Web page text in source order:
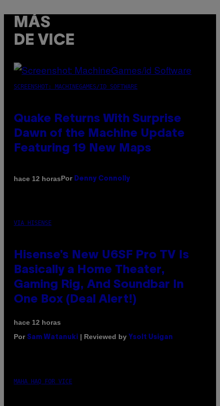
MÁS
DE VICE
SCREENSHOT: MACHINEGAMES/ID SOFTWARE
Quake Returns With Surprise
Dawn of the Machine Update
Featuring 19 New Maps
hace 12 horasPor Denny Connolly
VIA HISENSE
Hisense’s New U6SF Pro TV Is
Basically a Home Theater,
Gaming Rig, And Soundbar In
One Box (Deal Alert!)
hace 12 horas
Por Sam Watanuki | Reviewed by Ysolt Usigan
MAHA HAQ FOR VICE